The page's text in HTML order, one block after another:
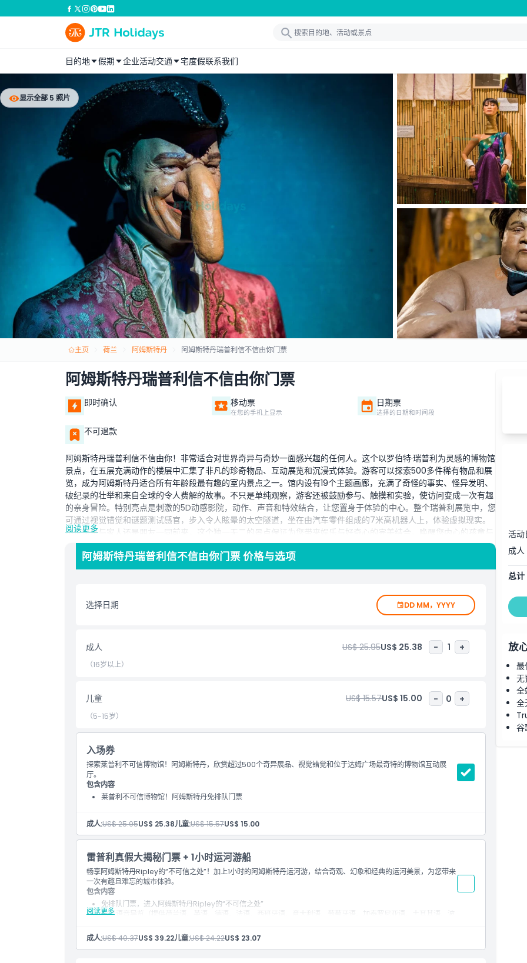
目的地 假期 企业活动交通 宅度假联系我们
显示全部 5 照片
主页 荷兰 阿姆斯特丹 阿姆斯特丹瑞普利信不信由你门票
阿姆斯特丹瑞普利信不信由你门票
即时确认 移动票
在您的手机上显示
日期票
选择的日期和时间段
不可退款
阿姆斯特丹瑞普利信不信由你！非常适合对世界奇异与奇妙一面感兴趣的任何人。这个以罗伯特·瑞普利为灵感的博物馆
景点，在五层充满动作的楼层中汇集了非凡的珍奇物品、互动展览和沉浸式体验。游客可以探索500多件稀有物品和展
览，成为阿姆斯特丹适合所有年龄段最有趣的室内景点之一。馆内设有19个主题画廊，充满了奇怪的事实、怪异发明、
破纪录的壮举和来自全球的令人费解的故事。不只是单纯观察，游客还被鼓励参与、触摸和实验，使访问变成一次有趣
的亲身冒险。特别亮点是刺激的5D动感影院，动作、声音和特效结合，让您置身于体验的中心。整个瑞普利展览中，您
可通过视觉错觉和谜题测试感官，步入令人眩晕的太空隧道，坐在由汽车零件组成的7米高机器人上，体验虚拟现实。
不论您是与家人还是朋友一同前来，这个独一无二的景点保证为您带来娱乐与好奇心的完美结合，唤醒您内心的孩童与
探险家。
儿童成人政策
营业时间
需要了解的事项
起点 终点
位置
取消政策
阅读更多
阿姆斯特丹瑞普利信不信由你门票 价格与选项
选择日期 DD MM，YYYY
成人 US$ 25.95US$ 25.38 - 1 +
（16岁以上）
儿童 US$ 15.57US$ 15.00 - 0 +
（5-15岁）
入场券
探索莱普利不可信博物馆！阿姆斯特丹，欣赏超过500个奇异展品、视觉错觉和位于达姆广场最奇特的博物馆互动展
厅。
包含内容
莱普利不可信博物馆！阿姆斯特丹免排队门票
成人:US$ 25.95US$ 25.38儿童:US$ 15.57US$ 15.00
雷普利真假大揭秘门票 + 1小时运河游船
畅享阿姆斯特丹Ripley的“不可信之处”！加上1小时的阿姆斯特丹运河游，结合奇观、幻象和经典的运河美景，为您带来
一次有趣且难忘的城市体验。
阅读更多
包含内容
免排队门票，进入阿姆斯特丹Ripley的“不可信之处”
GPS语音导览（提供荷兰语、英语、德语、法语、西班牙语、意大利语、葡萄牙语、加泰罗尼亚语、土耳其语、波
1小时运河游票，可从Prins Hendrikkade、安妮弗兰克之家、Leidseplein或国立博物馆（Stadhouderskade
511）出发
成人:US$ 40.37US$ 39.22儿童:US$ 24.22US$ 23.07
活动
成人
总计
放
最
无
全
全
谷